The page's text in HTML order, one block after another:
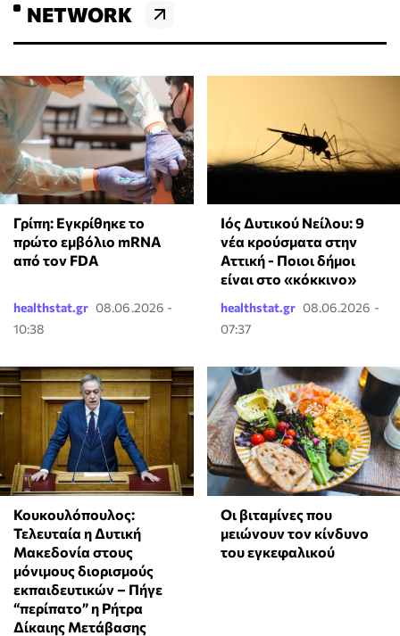
NETWORK
Γρίπη: Εγκρίθηκε το
πρώτο εμβόλιο mRNA
από τον FDA
healthstat.gr 08.06.2026 -
10:38
Ιός Δυτικού Νείλου: 9
νέα κρούσματα στην
Αττική - Ποιοι δήμοι
είναι στο «κόκκινο»
healthstat.gr 08.06.2026 -
07:37
Κουκουλόπουλος:
Τελευταία η Δυτική
Μακεδονία στους
μόνιμους διορισμούς
εκπαιδευτικών – Πήγε
“περίπατο” η Ρήτρα
Δίκαιης Μετάβασης
Οι βιταμίνες που
μειώνουν τον κίνδυνο
του εγκεφαλικού